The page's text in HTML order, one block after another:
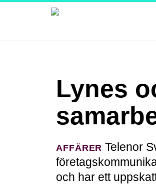
Lynes
AFFÄRER Telenor
och har ett